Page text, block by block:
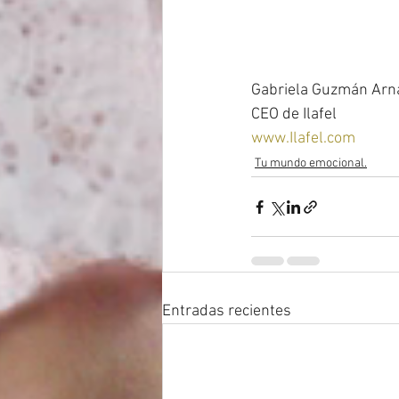
Gabriela Guzmán
CEO de Ilafel
www.Ilafel.com
Tu mundo emocional.
Entradas recientes